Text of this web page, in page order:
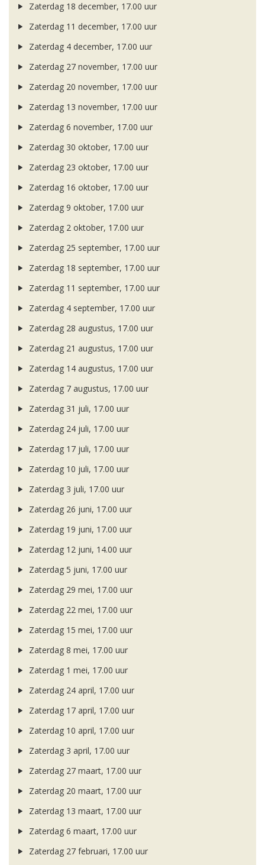
Zaterdag 18 december, 17.00 uur
Zaterdag 11 december, 17.00 uur
Zaterdag 4 december, 17.00 uur
Zaterdag 27 november, 17.00 uur
Zaterdag 20 november, 17.00 uur
Zaterdag 13 november, 17.00 uur
Zaterdag 6 november, 17.00 uur
Zaterdag 30 oktober, 17.00 uur
Zaterdag 23 oktober, 17.00 uur
Zaterdag 16 oktober, 17.00 uur
Zaterdag 9 oktober, 17.00 uur
Zaterdag 2 oktober, 17.00 uur
Zaterdag 25 september, 17.00 uur
Zaterdag 18 september, 17.00 uur
Zaterdag 11 september, 17.00 uur
Zaterdag 4 september, 17.00 uur
Zaterdag 28 augustus, 17.00 uur
Zaterdag 21 augustus, 17.00 uur
Zaterdag 14 augustus, 17.00 uur
Zaterdag 7 augustus, 17.00 uur
Zaterdag 31 juli, 17.00 uur
Zaterdag 24 juli, 17.00 uur
Zaterdag 17 juli, 17.00 uur
Zaterdag 10 juli, 17.00 uur
Zaterdag 3 juli, 17.00 uur
Zaterdag 26 juni, 17.00 uur
Zaterdag 19 juni, 17.00 uur
Zaterdag 12 juni, 14.00 uur
Zaterdag 5 juni, 17.00 uur
Zaterdag 29 mei, 17.00 uur
Zaterdag 22 mei, 17.00 uur
Zaterdag 15 mei, 17.00 uur
Zaterdag 8 mei, 17.00 uur
Zaterdag 1 mei, 17.00 uur
Zaterdag 24 april, 17.00 uur
Zaterdag 17 april, 17.00 uur
Zaterdag 10 april, 17.00 uur
Zaterdag 3 april, 17.00 uur
Zaterdag 27 maart, 17.00 uur
Zaterdag 20 maart, 17.00 uur
Zaterdag 13 maart, 17.00 uur
Zaterdag 6 maart, 17.00 uur
Zaterdag 27 februari, 17.00 uur